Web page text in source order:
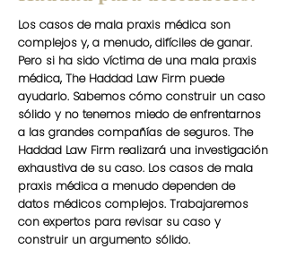
Los casos de mala praxis médica son
complejos y, a menudo, difíciles de ganar.
Pero si ha sido víctima de una mala praxis
médica, The Haddad Law Firm puede
ayudarlo. Sabemos cómo construir un caso
sólido y no tenemos miedo de enfrentarnos
a las grandes compañías de seguros. The
Haddad Law Firm realizará una investigación
exhaustiva de su caso. Los casos de mala
praxis médica a menudo dependen de
datos médicos complejos. Trabajaremos
con expertos para revisar su caso y
construir un argumento sólido.